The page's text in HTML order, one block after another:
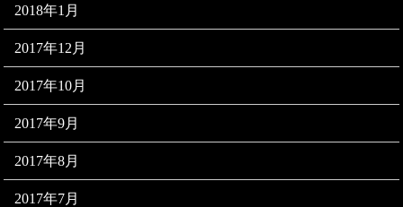
2018年1月
2017年12月
2017年10月
2017年9月
2017年8月
2017年7月